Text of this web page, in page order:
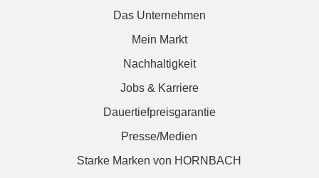
Das Unternehmen
Mein Markt
Nachhaltigkeit
Jobs & Karriere
Dauertiefpreisgarantie
Presse/Medien
Starke Marken von HORNBACH